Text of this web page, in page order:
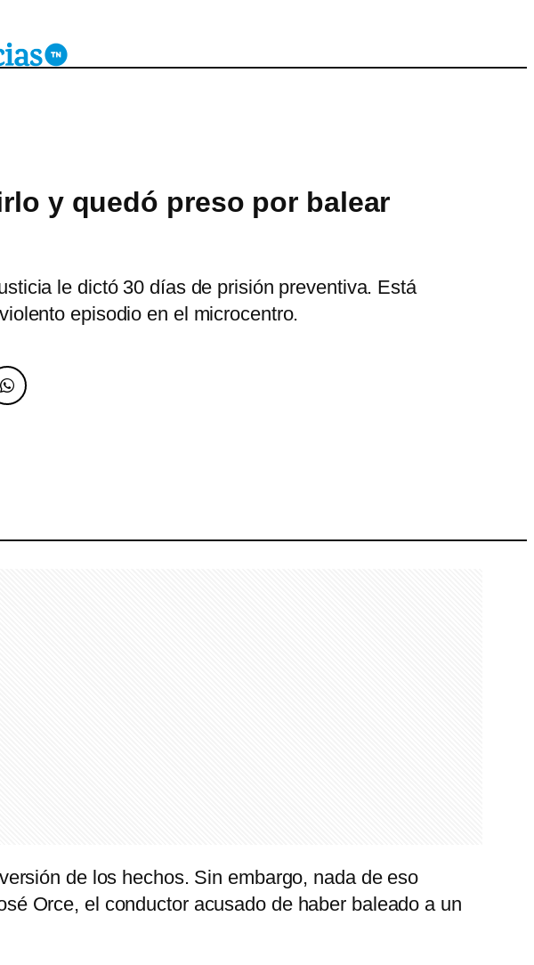
y quedó preso por balear
le dictó 30 días de prisión preventiva. Está
episodio en el microcentro.
de los hechos. Sin embargo, nada de eso
Orce, el conductor acusado de haber baleado a un